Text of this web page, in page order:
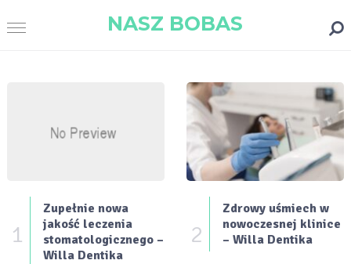
NASZ BOBAS
1
Zupełnie nowa
jakość leczenia
stomatologicznego –
Willa Dentika
2
Zdrowy uśmiech w
nowoczesnej klinice
– Willa Dentika